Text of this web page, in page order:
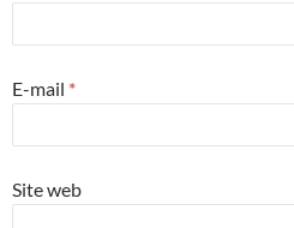
E-mail *
Site web